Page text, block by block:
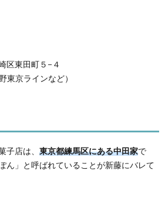
区東田町５−４
東京ラインなど）
子店は、 東京都練馬区にある中田家で
ん」と呼ばれていることが新藤にバレて